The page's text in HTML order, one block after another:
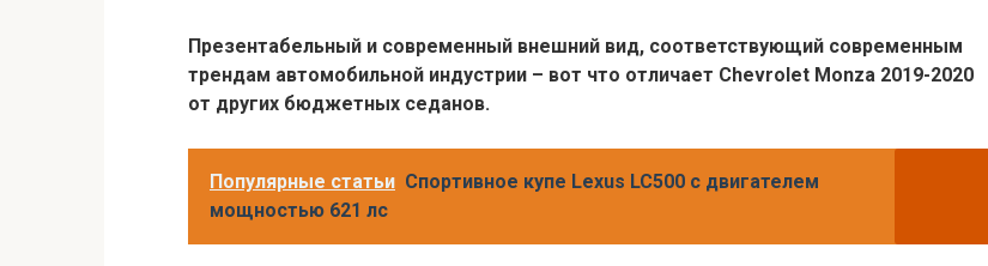
Презентабельный и современный внешний вид, соответствующий современным
трендам автомобильной индустрии – вот что отличает Chevrolet Monza 2019-2020
от других бюджетных седанов.
Популярные статьи Спортивное купе Lexus LC500 с двигателем
мощностью 621 лс